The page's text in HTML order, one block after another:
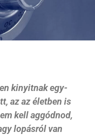
kinyitnak egy-
az az életben is
kell aggódnod,
lopásról van